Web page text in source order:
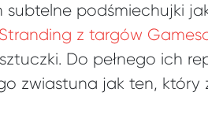
podśmiechujki
z targów
Do pełnego ich
zwiastuna jak ten, który